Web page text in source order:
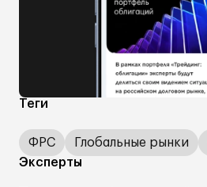
Теги
ФРС Глобальные рынки
Эксперты